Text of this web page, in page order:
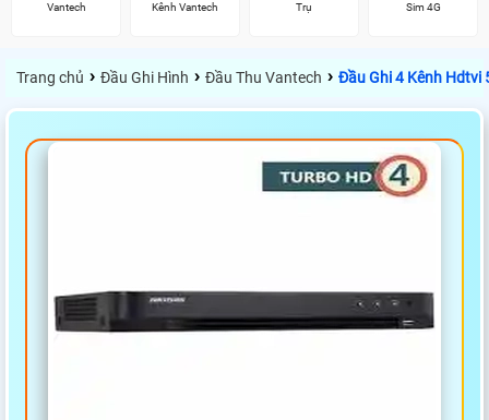
Vantech
Kênh Vantech
Trụ
Sim 4G
Trang chủ › Đầu Ghi Hình › Đầu Thu Vantech › Đầu Ghi 4 Kênh Hdtvi